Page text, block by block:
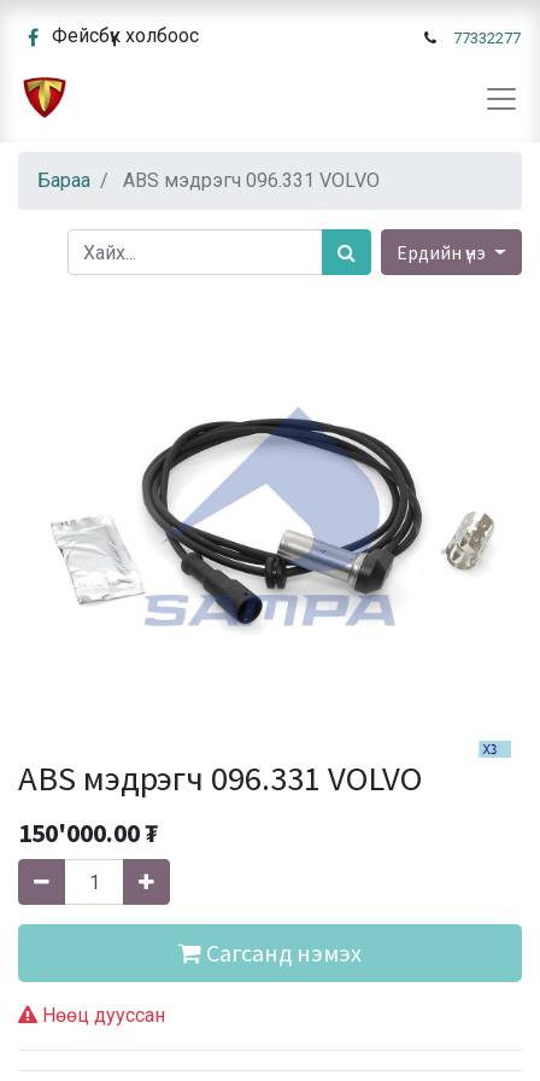
Фейсбүүк холбоос 77332277
Бараа ABS мэдрэгч 096.331 VOLVO
Ердийн үнэ
ABS мэдрэгч 096.331 VOLVO
150'000.00₮
Сагсанд нэмэх
Нөөц дууссан